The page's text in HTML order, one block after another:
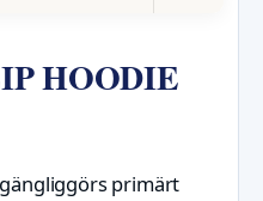
HOODIE
primärt